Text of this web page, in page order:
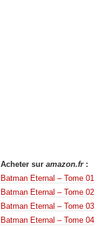
Acheter sur amazon.fr:
Batman Eternal – Tome 01
Batman Eternal – Tome 02
Batman Eternal – Tome 03
Batman Eternal – Tome 04